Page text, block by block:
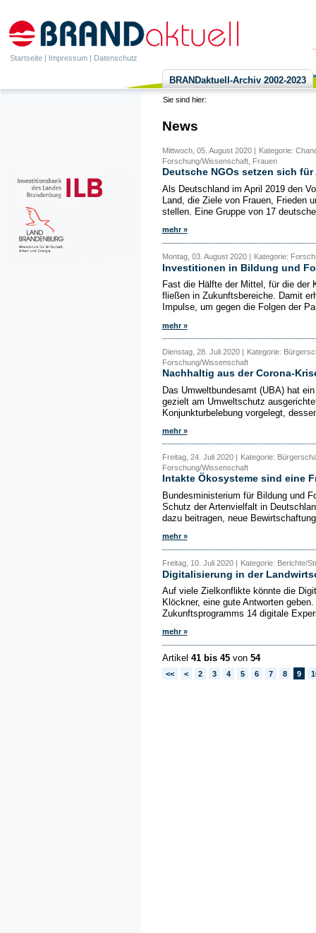
Startseite | Impressum | Datenschutz
BRANDaktuell-Archiv 2002-2023
Sie sind hier:
News
Mittwoch, 05. August 2020 |
Kategorie:
Forschung/Wissenschaft, Frauen
Deutsche NGOs setzen sich
Als Deutschland im April 2019 den
Land, die Ziele von Frauen, Frieden
stellen. Eine Gruppe von 17
mehr »
Montag, 03. August 2020 | Kategorie:
Investitionen in Bildung und
Fast die Hälfte der Mittel, für die der
fließen in Zukunftsbereiche. Damit
Impulse, um gegen die Folgen der
mehr »
Dienstag, 28. Juli 2020 | Kategorie:
Forschung/Wissenschaft
Nachhaltig aus der Corona-
Das Umweltbundesamt (UBA) hat
gezielt am Umweltschutz
Konjunkturbelebung vorgelegt,
mehr »
Freitag, 24. Juli 2020 |
Kategorie:
Forschung/Wissenschaft
Intakte Ökosysteme sind eine
Bundesministerium für Bildung und
Schutz der Artenvielfalt in
dazu beitragen, neue
mehr »
Freitag, 10. Juli 2020 | Kategorie: Berichte/
Digitalisierung in der
Auf viele Zielkonflikte könnte die
Klöckner, eine gute Antworten
Zukunftsprogramms 14 digitale
mehr »
Artikel 41 bis 45von 54
<< < 2 3 4 5 6 7 8 9